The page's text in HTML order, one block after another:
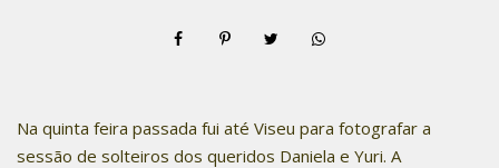
Na quinta feira passada fui até Viseu para fotografar a
sessão de solteiros dos queridos Daniela e Yuri. A